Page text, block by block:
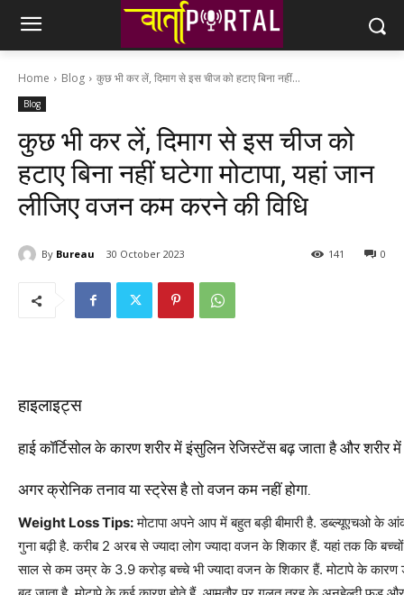
Home Blog कुछ भी कर लें, दिमाग से इस चीज को हटाए बिना नहीं...
Blog
कुछ भी कर लें, दिमाग से इस चीज को
हटाए बिना नहीं घटेगा मोटापा, यहां जान
लीजिए वजन कम करने की विधि
By Bureau 30 October 2023 0
141
हाइलाइट्स
हाई कॉर्टिसोल के कारण शरीर में इंसुलिन रेजिस्टेंस बढ़ जाता है और शरीर
अगर क्रोनिक तनाव या स्ट्रेस है तो वजन कम नहीं होगा.
Weight Loss Tips:मोटापा अपने आप में बहुत बड़ी बीमारी है. डब्ल्यूएचओ के
गुना बढ़ी है. करीब 2 अरब से ज्यादा लोग ज्यादा वजन के शिकार हैं. यहां तक कि
साल से कम उम्र के 3.9 करोड़ बच्चे भी ज्यादा वजन के शिकार हैं. मोटापे के कारण